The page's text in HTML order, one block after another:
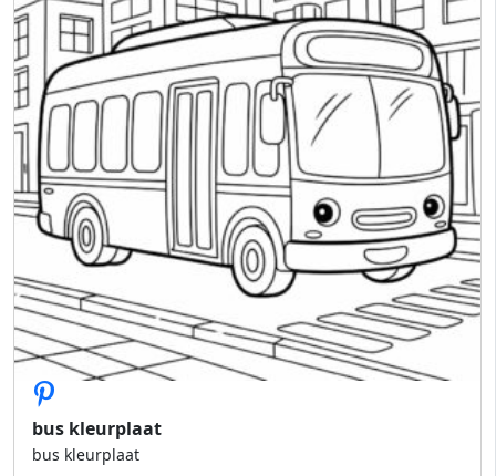
bus kleurplaat
bus kleurplaat